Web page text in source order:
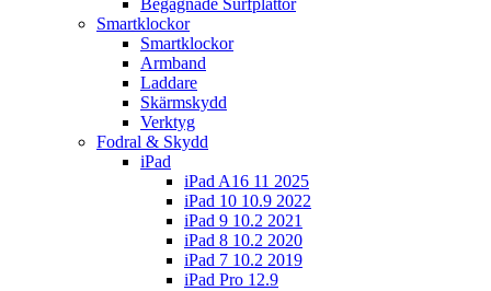
Begagnade Surfplattor
Smartklockor
Smartklockor
Armband
Laddare
Skärmskydd
Verktyg
Fodral & Skydd
iPad
iPad A16 11 2025
iPad 10 10.9 2022
iPad 9 10.2 2021
iPad 8 10.2 2020
iPad 7 10.2 2019
iPad Pro 12.9